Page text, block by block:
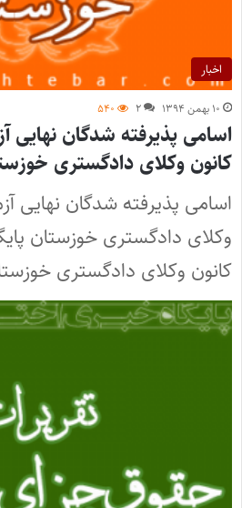
اخبار
۱۰ بهمن ۱۳۹۴ ۲ ۵۴۰
کانون وکلای دادگستری
وکلای دادگستری خوزستان
کانون وکلای دادگستری